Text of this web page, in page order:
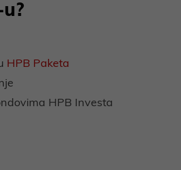
HPB Paketa
HPB Investa